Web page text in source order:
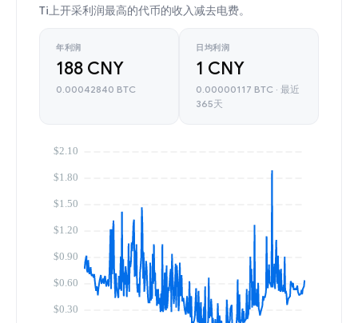
Ti上开采利润最高的代币的收入减去电费。
年利润
188 CNY
0.00042840 BTC
日均利润
1 CNY
0.00000117 BTC · 最近
365天